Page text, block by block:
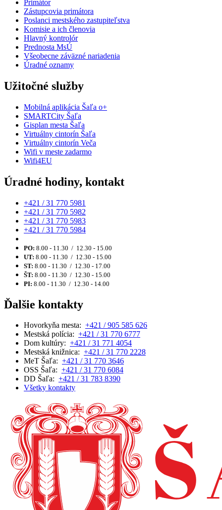
Primátor
Zástupcovia primátora
Poslanci mestského zastupiteľstva
Komisie a ich členovia
Hlavný kontrolór
Prednosta MsÚ
Všeobecne záväzné nariadenia
Úradné oznamy
Užitočné služby
Mobilná aplikácia Šaľa o+
SMARTCity Šaľa
Gisplan mesta Šaľa
Virtuálny cintorín Šaľa
Virtuálny cintorín Veča
Wifi v meste zadarmo
Wifi4EU
Úradné hodiny, kontakt
+421 / 31 770 5981
+421 / 31 770 5982
+421 / 31 770 5983
+421 / 31 770 5984
PO: 8.00 - 11.30 / 12.30 - 15.00
UT: 8.00 - 11.30 / 12.30 - 15.00
ST: 8.00 - 11.30 / 12.30 - 17.00
ŠT: 8.00 - 11.30 / 12.30 - 15.00
PI: 8.00 - 11.30 / 12.30 - 14.00
Ďalšie kontakty
Hovorkyňa mesta: +421 / 905 585 626
Mestská polícia: +421 / 31 770 6777
Dom kultúry: +421 / 31 771 4054
Mestská knižnica: +421 / 31 770 2228
MeT Šaľa: +421 / 31 770 3646
OSS Šaľa: +421 / 31 770 6084
DD Šaľa: +421 / 31 783 8390
Všetky kontakty